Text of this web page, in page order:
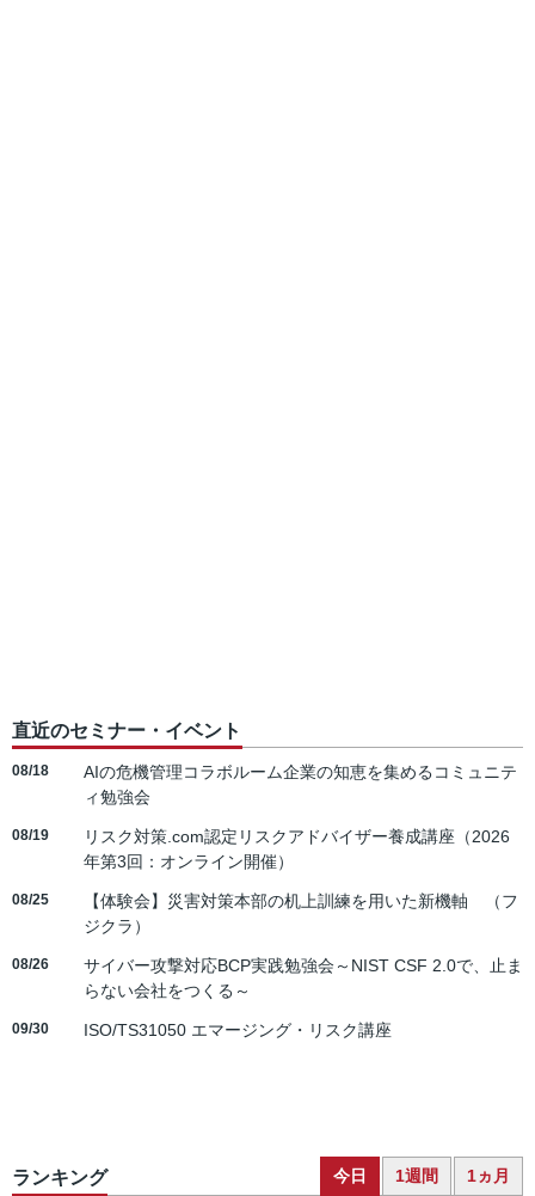
直近のセミナー・イベント
08/18
AIの危機管理コラボルーム企業の知恵を集めるコミュニテ
ィ勉強会
08/19
リスク対策.com認定リスクアドバイザー養成講座（2026
年第3回：オンライン開催）
08/25
【体験会】災害対策本部の机上訓練を用いた新機軸 （フ
ジクラ）
08/26
サイバー攻撃対応BCP実践勉強会～NIST CSF 2.0で、止ま
らない会社をつくる～
09/30 ISO/TS31050 エマージング・リスク講座
ランキング 今日 1週間 1ヵ月